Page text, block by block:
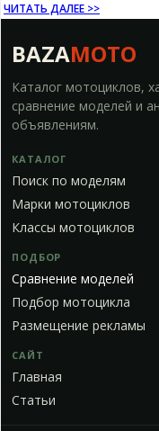
ЧИТАТЬ ДАЛЕЕ >>
BAZAMOTO
Каталог мотоциклов,
сравнение моделей и
объявлениям.
КАТАЛОГ
Поиск по моделям
Марки мотоциклов
Классы мотоциклов
ПОДБОР
Сравнение моделей
Подбор мотоцикла
Размещение рекламы
САЙТ
Главная
Статьи